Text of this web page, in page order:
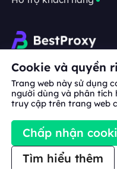
Hợp tác:
Về
chúng
tôi
Tài sản
thương hiệu
Cookie và quyền
Trang web này sử dụng
người dùng và phân tích
truy cập trên trang web
Chấp nhận
Tìm hiểu thêm